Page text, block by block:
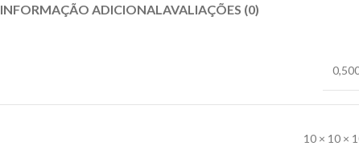
INFORMAÇÃO ADICIONALAVALIAÇÕES (0)
10 × 10 ×